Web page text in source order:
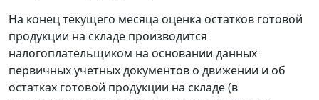
На конец текущего месяца оценка остатков готовой
продукции на складе производится
налогоплательщиком на основании данных
первичных учетных документов о движении и об
остатках готовой продукции на складе (в